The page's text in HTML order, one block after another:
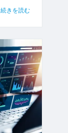
続きを読む